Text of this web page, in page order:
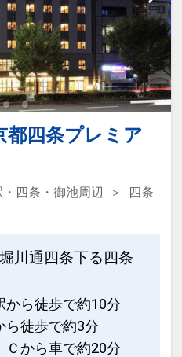
都四条プレミア
四条・御池周辺
四条
川通四条下る四条
から徒歩で約10分
ら徒歩で約3分
Ｃから車で約20分